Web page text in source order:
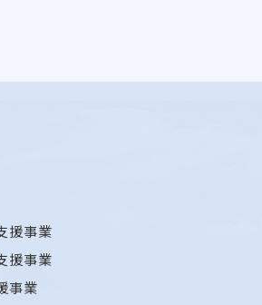
援事業
援事業
事業